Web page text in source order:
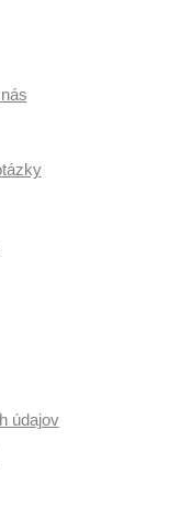
údajov